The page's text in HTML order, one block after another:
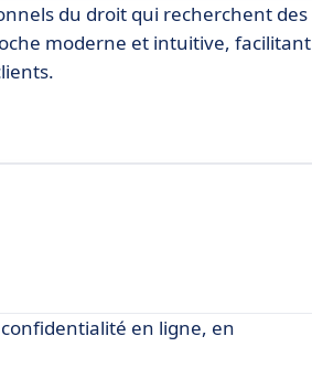
du droit qui recherchent des
moderne et intuitive, facilitant
en ligne, en